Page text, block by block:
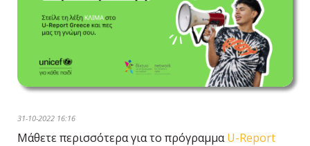
31-10-2022 16:16
Μάθετε περισσότερα για το πρόγραμμαU-Report